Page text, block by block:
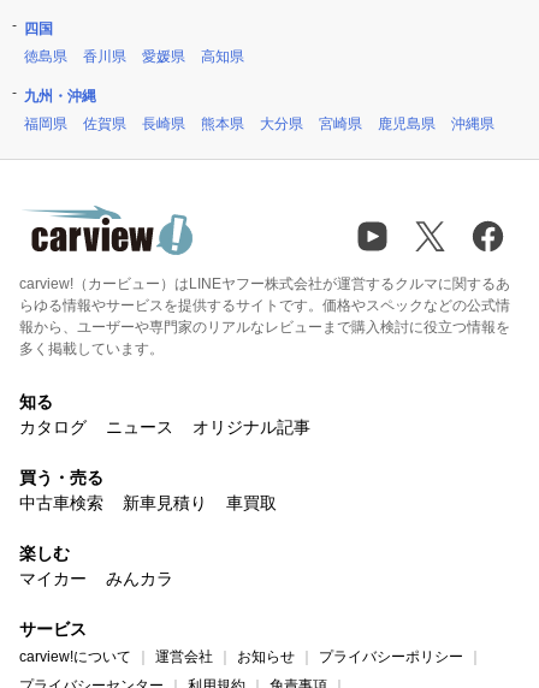
四国
徳島県
香川県 愛媛県 高知県
九州・沖縄
福岡県
佐賀県 長崎県 熊本県 大分県 宮崎県 鹿児島県 沖縄県
carview!（カービュー）はLINEヤフー株式会社が運営するクルマに関するあ
らゆる情報やサービスを提供するサイトです。価格やスペックなどの公式情
報から、ユーザーや専門家のリアルなレビューまで購入検討に役立つ情報を
多く掲載しています。
知る
カタログ
ニュース オリジナル記事
買う・売る
中古車検索
新車見積り 車買取
楽しむ
マイカー
みんカラ
サービス
carview!について 運営会社 お知らせ
プライバシーポリシー